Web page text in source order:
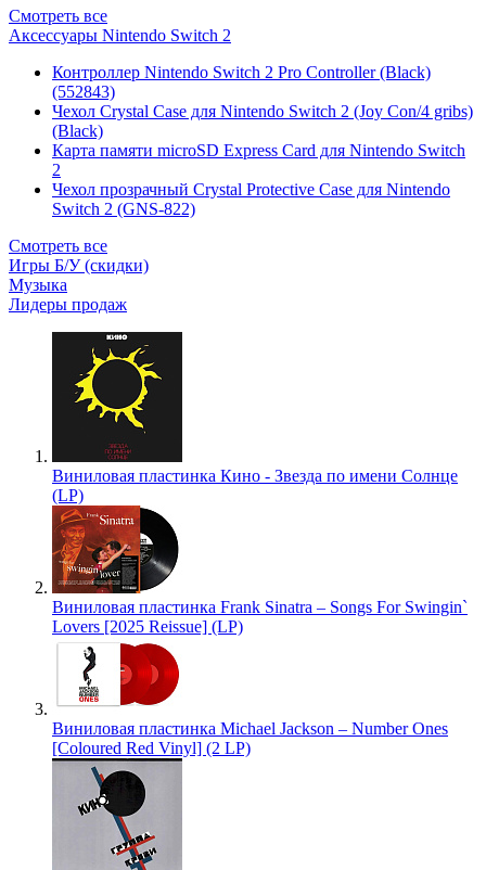
Смотреть все
Аксессуары Nintendo Switch 2
Контроллер Nintendo Switch 2 Pro Controller (Black)
(552843)
Чехол Сrystal Сase для Nintendo Switch 2 (Joy Con/4 gribs)
(Black)
Карта памяти microSD Express Card для Nintendo Switch
2
Чехол прозрачный Crystal Protective Case для Nintendo
Switch 2 (GNS-822)
Смотреть все
Игры Б/У (скидки)
Музыка
Лидеры продаж
Виниловая пластинка Кино - Звезда по имени Солнце
(LP)
Виниловая пластинка Frank Sinatra – Songs For Swingin`
Lovers [2025 Reissue] (LP)
Виниловая пластинка Michael Jackson – Number Ones
[Coloured Red Vinyl] (2 LP)